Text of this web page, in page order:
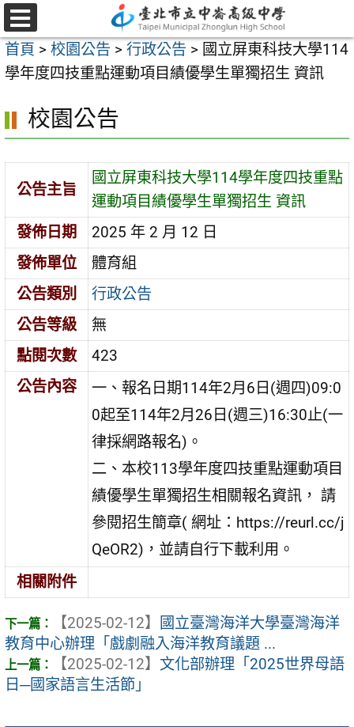
跳
至
主
要
容
選
單
首頁 > 校園公告 > 行政公告 > 國立屏東科技大學114
學年度四技重點運動項目績優學生單獨招生 資訊
校園公告
公告主旨
國立屏東科技大學114學年度四技重點
運動項目績優學生單獨招生 資訊
發佈日期
2025 年 2 月 12 日
發佈單位
體育組
公告類別
行政公告
公告等級
無
點閱次數
423
公告內容
一、報名日期114年2月6日(週四)09:0
0起至114年2月26日(週三)16:30止(一
律採網路報名)。
二、本校113學年度四技重點運動項目
績優學生單獨招生相關報名資訊， 請
參閱招生簡章( 網址：https://reurl.cc/j
QeOR2)，並請自行下載利用。
相關附件
【2025-02-12】
國立臺灣海洋大學臺灣海洋
教育中心辦理「戲劇融入海洋教育議題 ...
【2025-02-12】 文化部辦理「2025世界母語
日─國家語言生活節」